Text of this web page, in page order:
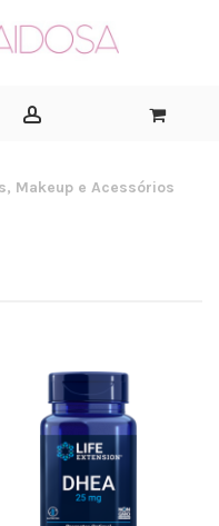
Makeup e Acessórios